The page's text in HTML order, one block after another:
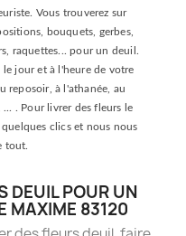
Vous trouverez sur
bouquets, gerbes,
raquettes... pour un deuil.
le jour et à l'heure de votre
reposoir, à l'athanée, au
. Pour livrer des fleurs le
clics et nous nous
tout.
DEUIL POUR UN
MAXIME 83120